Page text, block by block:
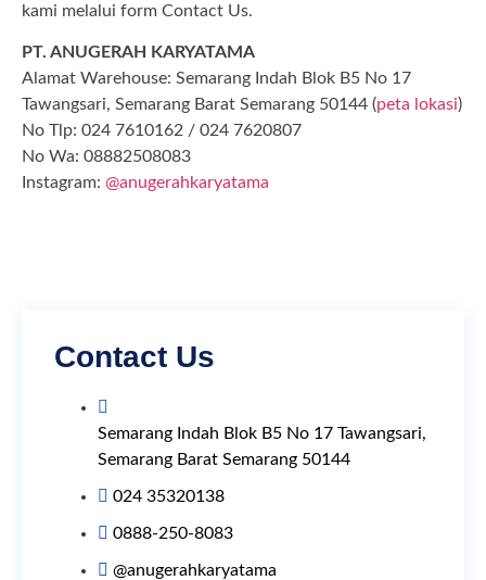
kami melalui form Contact Us.
PT. ANUGERAH KARYATAMA
Alamat Warehouse: Semarang Indah Blok B5 No 17
Tawangsari, Semarang Barat Semarang 50144 (peta lokasi)
No Tlp: 024 7610162 / 024 7620807
No Wa: 08882508083
Instagram: @anugerahkaryatama
Contact Us
Semarang Indah Blok B5 No 17 Tawangsari,
Semarang Barat Semarang 50144
024 35320138
0888-250-8083
@anugerahkaryatama